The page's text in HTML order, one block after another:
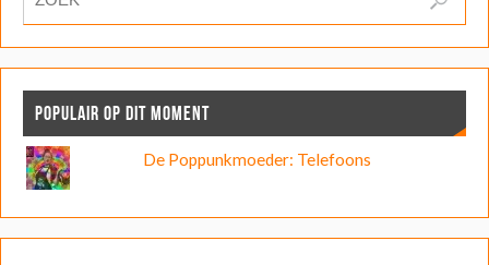
POPULAIR OP DIT MOMENT
De Poppunkmoeder: Telefoons